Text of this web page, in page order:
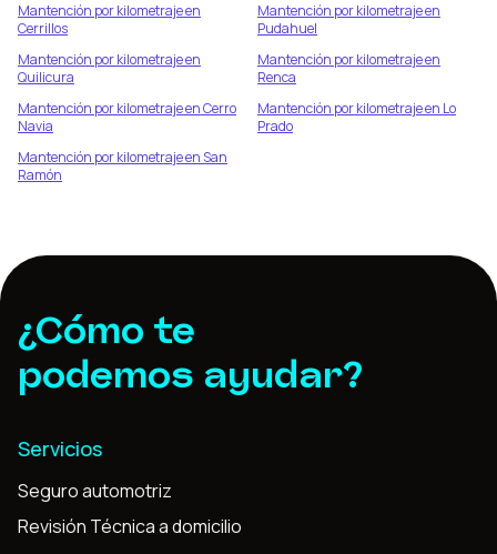
Mantención por kilometraje en
Cerrillos
Mantención por kilometraje en
Pudahuel
Mantención por kilometraje en
Quilicura
Mantención por kilometraje en
Renca
Mantención por kilometraje enCerro
Navia
Mantención por kilometraje en Lo
Prado
Mantención por kilometraje enSan
Ramón
¿Cómo te
podemos ayudar?
Servicios
Seguro automotriz
Revisión Técnica a domicilio